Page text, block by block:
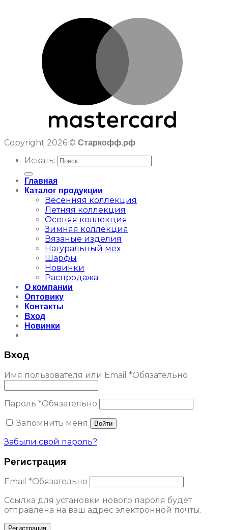
Copyright 2026 © Старкофф.рф
Искать:
Главная
Каталог продукции
Весенняя коллекция
Летняя коллекция
Осеняя коллекция
Зимняя коллекция
Вязаные изделия
Натуральный мех
Шарфы
Новинки
Распродажа
О компании
Оптовику
Контакты
Вход
Новинки
Вход
Имя пользователя или Email *Обязательно
Пароль *Обязательно
Запомнить меня
Войти
Забыли свой пароль?
Регистрация
Email *Обязательно
Ссылка для установки нового пароля будет
отправлена ​​на ваш адрес электронной почты.
Регистрация